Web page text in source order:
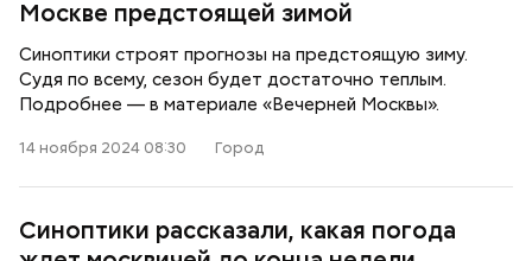
Москве предстоящей зимой
Синоптики строят прогнозы на предстоящую зиму.
Судя по всему, сезон будет достаточно теплым.
Подробнее — в материале «Вечерней Москвы».
14 ноября 2024 08:30 Город
Синоптики рассказали, какая погода